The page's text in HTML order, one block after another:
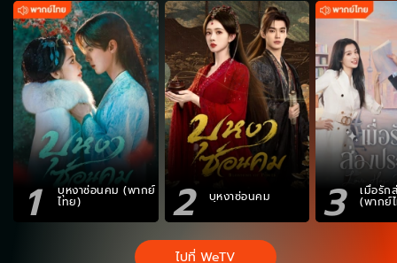
1 บุหงาซ่อนคม (พากย์
ไทย) 2 บุหงาซ่อนคม 3 เมื่อรัก
(พากย์
ไปที่ WeTV